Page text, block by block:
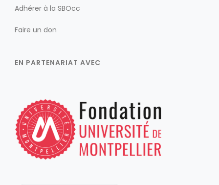
Adhérer à la SBOcc
Faire un don
EN PARTENARIAT AVEC